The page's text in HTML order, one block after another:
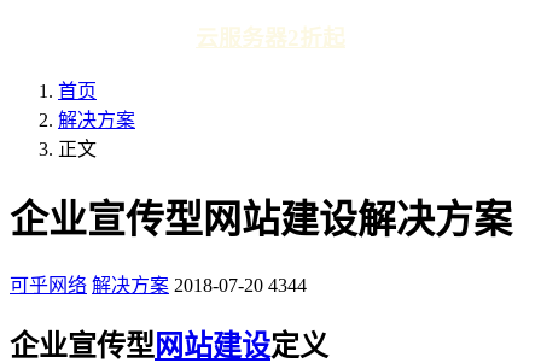
云服务器2折起
首页
解决方案
正文
企业宣传型网站建设解决方案
可乎网络 解决方案 2018-07-20 4344
企业宣传型 网站建设定义